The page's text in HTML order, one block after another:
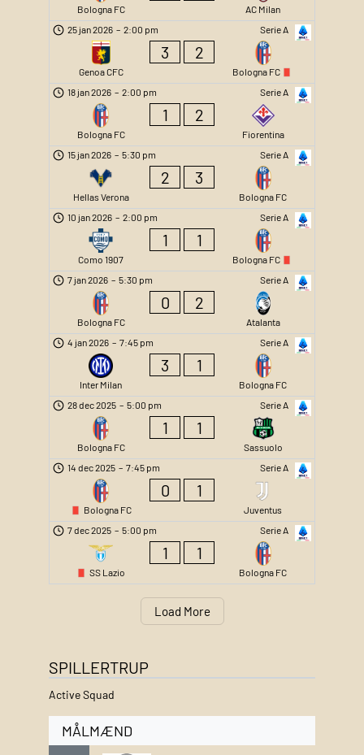
Bologna FC
AC Milan
Serie A
25 jan 2026 – 2:00 pm
Genoa CFC
3 2
Bologna FC
Serie A
18 jan 2026 – 2:00 pm
Bologna FC
1 2
Fiorentina
Serie A
15 jan 2026 – 5:30 pm
Hellas Verona
2 3
Bologna FC
Serie A
10 jan 2026 – 2:00 pm
Como 1907
1 1
Bologna FC
Serie A
7 jan 2026 – 5:30 pm
Bologna FC
0 2
Atalanta
Serie A
4 jan 2026 – 7:45 pm
Inter Milan
3 1
Bologna FC
Serie A
28 dec 2025 – 5:00 pm
Bologna FC
1 1
Sassuolo
Serie A
14 dec 2025 – 7:45 pm
Bologna FC
0 1
Juventus
Serie A
7 dec 2025 – 5:00 pm
SS Lazio
1 1
Bologna FC
Load More
SPILLERTRUP
Active Squad
MÅLMÆND